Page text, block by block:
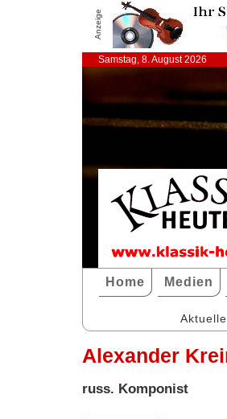
Anzeige
Samstag, 8. August 2026
Home Medien
Alexander
russ. Komponist